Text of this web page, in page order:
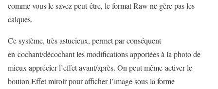
comme vous le savez peut-être, le format Raw ne gère pas les
calques.
Ce système, très astucieux, permet par conséquent
en cochant/décochant les modifications apportées à la photo de
mieux apprécier l’effet avant/après. On peut même activer le
bouton Effet miroir pour afficher l’image sous la forme